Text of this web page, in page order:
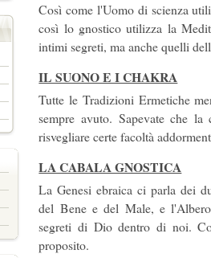
Così come l'Uomo di scienza
così lo gnostico utilizza la
intimi segreti, ma anche quelli
IL SUONO E I CHAKRA
Tutte le Tradizioni Ermetiche
sempre avuto. Sapevate che
risvegliare certe facoltà
LA CABALA GNOSTICA
La Genesi ebraica ci parla dei
del Bene e del Male, e
segreti di Dio dentro di noi.
proposito.